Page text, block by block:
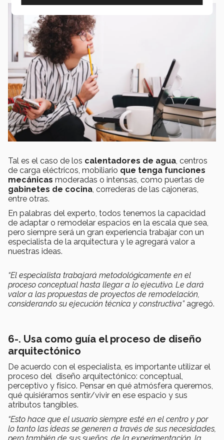
Tal es el caso de los calentadores de agua, centros
de carga eléctricos, mobiliario que tenga funciones
mecánicas moderadas o intensas, como puertas de
gabinetes de cocina, correderas de las cajoneras,
entre otras.
En palabras del experto, todos tenemos la capacidad
de adaptar o remodelar espacios en la escala que sea,
pero siempre será un gran experiencia trabajar con un
especialista de la arquitectura y le agregará valor a
nuestras ideas.
“El especialista trabajará metodológicamente en el
proceso conceptual hasta llegar a lo ejecutivo. Le dará
valor a las propuestas de proyectos de remodelación,
considerando su ejecución técnica y constructiva” agregó.
6-. Usa como guía el proceso de diseño
arquitectónico
De acuerdo con el especialista, es importante utilizar el
proceso del diseño arquitectónico: conceptual,
perceptivo y físico. Pensar en qué atmósfera queremos,
qué quisiéramos sentir/vivir en ese espacio y sus
atributos tangibles.
“Esto hace que el usuario siempre esté en el centro y por
lo tanto las ideas se generen a través de sus necesidades,